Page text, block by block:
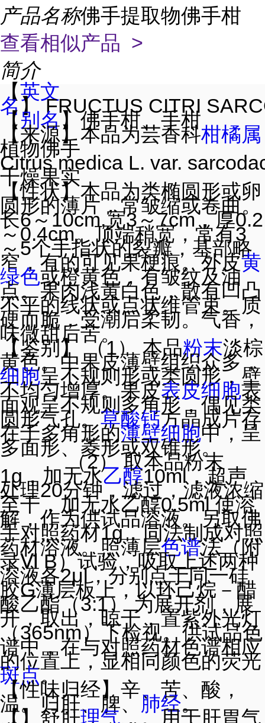
产品名称佛手提取物佛手柑
查看相似产品 >
简介
【英文
名】 FRUCTUS CITRI
【别名】佛手柑、手柑
【来源】本品为芸香科柑橘属
植物佛手
Citrus medica L. var.
干燥果实
【性状】本品为类椭圆形或卵
圆形的薄片，常皱缩或卷曲。
长6～10cm,宽3～7cm，厚0.2
～0.4cm。顶端稍宽，常有3
～5个手指状的裂瓣，基部略
窄，有的可见果梗痕。外皮黄
绿色或橙黄色，有皱纹及油
点。果肉浅黄白色，散有凹凸
不平的线状或点状维管束。质
硬而脆，受潮后柔韧。气香，
味微甜后苦。
【鉴别】 （1） 本品粉末淡棕
黄色。中果皮薄壁组织众多，
细胞呈不规则形或类圆形，壁
不均匀增厚。果皮表皮细胞表
面观呈不规则多角形，偶见类
圆形气孔。草酸钙方晶成片存
在于多角形的薄壁细胞中，呈
多面形、菱形或双锥形。
（2） 取本品粉末
1g，加无水乙醇10ml，超声
处理20分钟，滤过，滤液浓缩
至干，加无水乙醇0.5ml 使溶
解，作为供试品溶液。另取佛
手对照药材1g，同法制成对照
药材溶液。照薄层色谱法（附
录Ⅵ B）试验，吸取上述两种
溶液各2μl，分别点于同一硅
胶G薄层板上，以环己烷－醋
酸乙酯（3:1） 为展开剂，展
开，取出，晾干，置紫外光灯
（365nm）下检视。供试品色
谱中，在与对照药材色谱相应
的位置上，显相同颜色的荧光
斑点。
【性味归经】辛、苦、酸，
温。归肝、脾、 肺经。
【】舒肝理气，。用于肝胃气